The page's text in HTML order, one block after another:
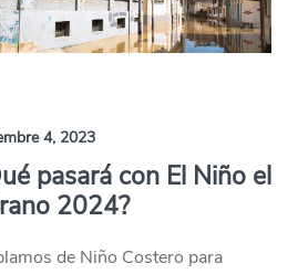
4, 2023
pasará con El Niño el
2024?
de Niño Costero para